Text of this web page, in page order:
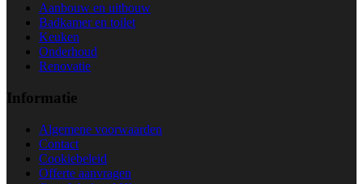
Aanbouw en uitbouw
Badkamer en toilet
Keuken
Onderhoud
Renovatie
Informatie
Algemene voorwaarden
Contact
Cookiebeleid
Offerte aanvragen